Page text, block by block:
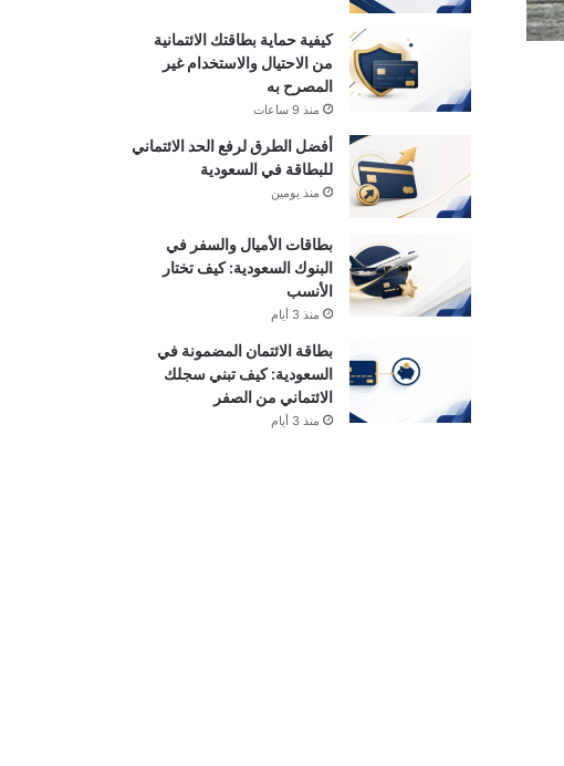
كيفية حماية بطاقتك الائتمانية
من الاحتيال والاستخدام غير
المصرح به
منذ 9 ساعات
أفضل الطرق لرفع الحد الائتماني
للبطاقة في السعودية
منذ يومين
بطاقات الأميال والسفر في
البنوك السعودية: كيف تختار
الأنسب
منذ 3 أيام
بطاقة الائتمان المضمونة في
السعودية: كيف تبني سجلك
الائتماني من الصفر
منذ 3 أيام